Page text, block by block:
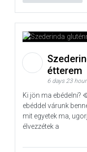
étterem
6 days 23
Ki jön ma ebédelni?
ebéddel várunk
mit egyetek ma,
élvezzétek a